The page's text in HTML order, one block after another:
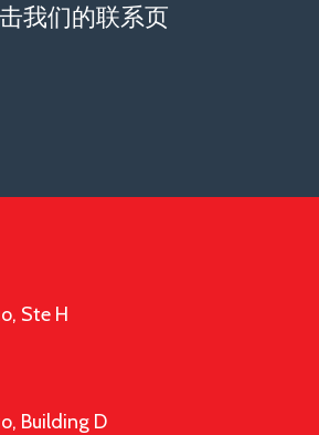
我们的联系页
Ste H
Building D